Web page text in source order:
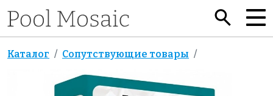
Каталог Сопутствующие товары